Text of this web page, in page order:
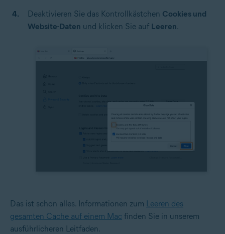
Deaktivieren Sie das Kontrollkästchen Cookies und
Website-Daten und klicken Sie auf Leeren.
Das ist schon alles. Informationen zum Leeren des
gesamten Cache auf einem Mac finden Sie in unserem
ausführlicheren Leitfaden.